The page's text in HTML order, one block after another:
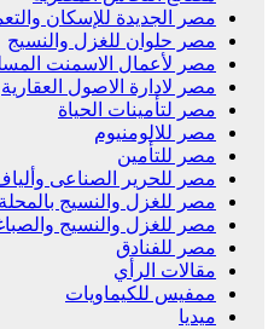
مصر الجديدة للإسكان
مصر حلوان للغزل والنسيج
مصر لأعمال الاسمنت
مصر لادارة الاصول العقارية
مصر لتأمينات الحياة
مصر للالومنيوم
مصر للتأمين
مصر للحرير الصناعى وألياف
مصر للغزل والنسيج بالمحلة
مصر للغزل والنسيج
مصر للفنادق
مقالات الرأي
ممفيس للكيماويات
ميديا